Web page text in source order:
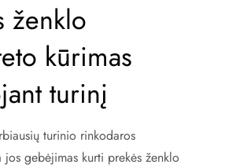
ženklo
kūrimas
turinį
turinio rinkodaros
jos gebėjimas kurti prekės ženklo